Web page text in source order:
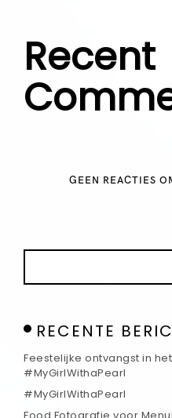
Recent
GEEN REACTIES
RECENTE
Feestelijke ontvangst in
#MyGirlWithaPearl
#MyGirlWithaPearl